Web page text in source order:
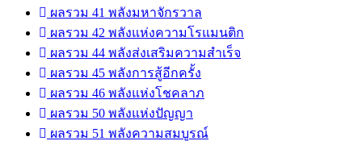
ผลรวม 41 พลังมหาจักรวาล
ผลรวม 42 พลังแห่งความโรแมนติก
ผลรวม 44 พลังส่งเสริมความสำเร็จ
ผลรวม 45 พลังการสู้อีกครั้ง
ผลรวม 46 พลังแห่งโชคลาภ
ผลรวม 50 พลังแห่งปัญญา
ผลรวม 51 พลังความสมบูรณ์